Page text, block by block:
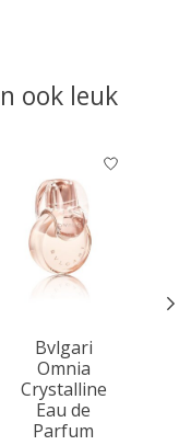
ook leuk
Bvlgari
Omnia
Crystalline
Eau de
Parfum